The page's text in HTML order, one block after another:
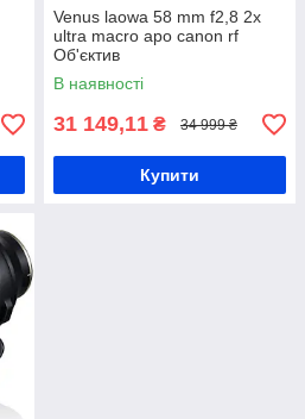
Venus laowa 58 mm f2,8 2x
ultra macro apo canon rf
Об'єктив
В наявності
31 149,11 ₴ 34 999 ₴
Купити